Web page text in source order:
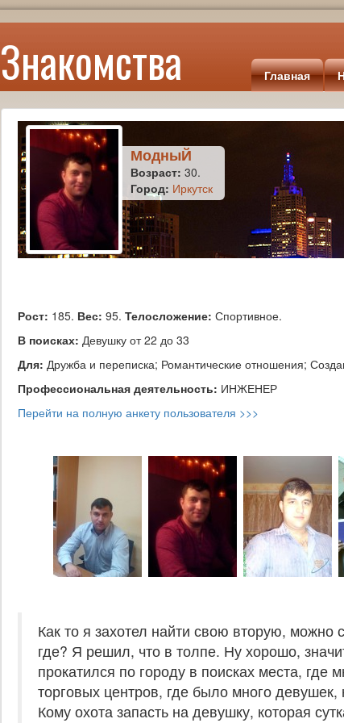
Знакомства Главная
МодныЙ
Возраст: 30.
Город: Иркутск
Рост: 185. Вес: 95. Телосложение: Спортивное.
В поисках: Девушку от 22 до 33
Для: Дружба и переписка; Романтические отношения;
Профессиональная деятельность: ИНЖЕНЕР
Перейти на полную анкету пользователя >>>
Как то я захотел найти свою вторую, можно
где? Я решил, что в толпе. Ну хорошо,
прокатился по городу в поисках места,
торговых центров, где было много девушек,
Кому охота запасть на девушку, которая